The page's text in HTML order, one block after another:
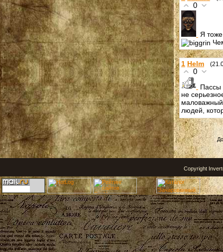
0
Я
1 Helm
0
Пассы
не
людей,
Copyright